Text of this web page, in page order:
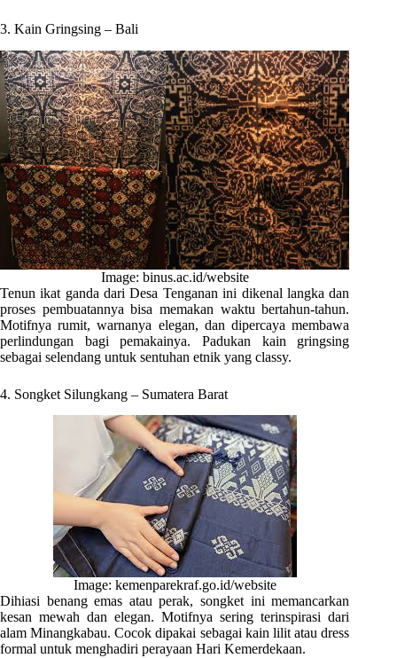
3. Kain Gringsing – Bali
Image: binus.ac.id/website
Tenun ikat ganda dari Desa Tenganan ini dikenal langka dan
proses pembuatannya bisa memakan waktu bertahun-tahun.
Motifnya rumit, warnanya elegan, dan dipercaya membawa
perlindungan bagi pemakainya. Padukan kain gringsing
sebagai selendang untuk sentuhan etnik yang classy.
4. Songket Silungkang – Sumatera Barat
Image: kemenparekraf.go.id/website
Dihiasi benang emas atau perak, songket ini memancarkan
kesan mewah dan elegan. Motifnya sering terinspirasi dari
alam Minangkabau. Cocok dipakai sebagai kain lilit atau dress
formal untuk menghadiri perayaan Hari Kemerdekaan.